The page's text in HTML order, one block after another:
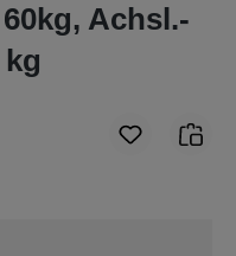
Achsl.-